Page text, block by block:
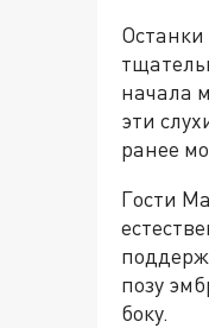
Останки
начала
эти
ранее
Гости
позу
боку.